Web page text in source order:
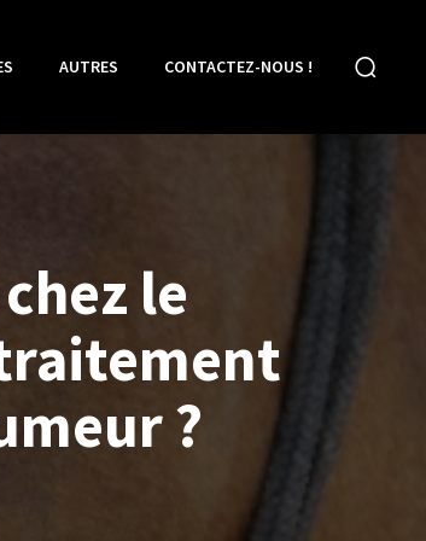
AUTRES CONTACTEZ-NOUS !
le
?